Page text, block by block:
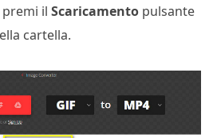
il Scaricamento pulsante
cartella.